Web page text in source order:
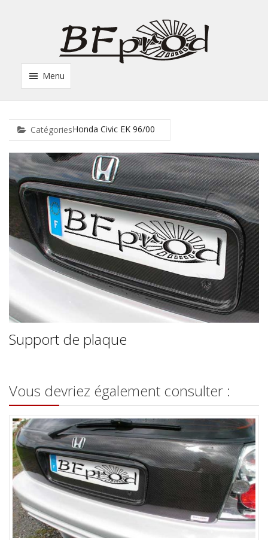
Menu
CatégoriesHonda Civic EK 96/00
Support de plaque
Vous devriez également consulter :
Plaquage carbone pour hayon